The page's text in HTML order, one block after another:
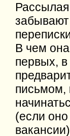
забывают
В чем
первых,
письмом,
(если оно